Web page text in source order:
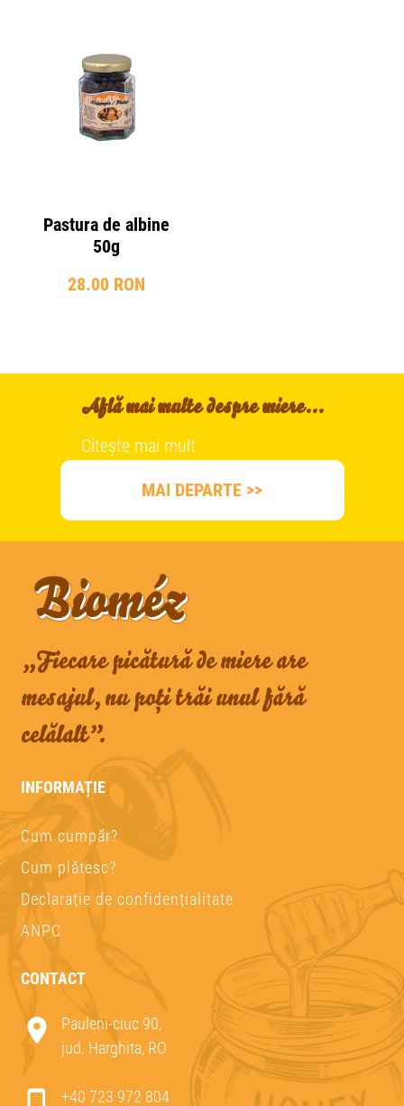
Pastura de albine
50g
28.00 RON
Află mai multe despre miere...
Citește mai mult
MAI DEPARTE >>
„Fiecare picătură de miere are
mesajul, nu poți trăi unul fără
celălalt”.
INFORMAȚIE
Cum cumpăr?
Cum plătesc?
Declarație de confidențialitate
ANPC
CONTACT
Pauleni-ciuc 90,
jud. Harghita, RO
+40 723 972 804